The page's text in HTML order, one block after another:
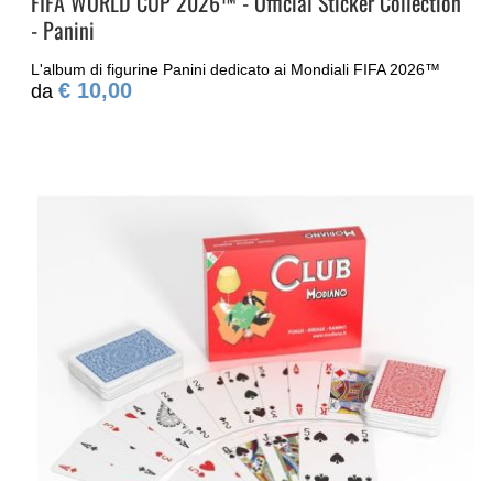
- Panini
L'album di figurine Panini dedicato ai Mondiali FIFA 2026™
€ 10,00